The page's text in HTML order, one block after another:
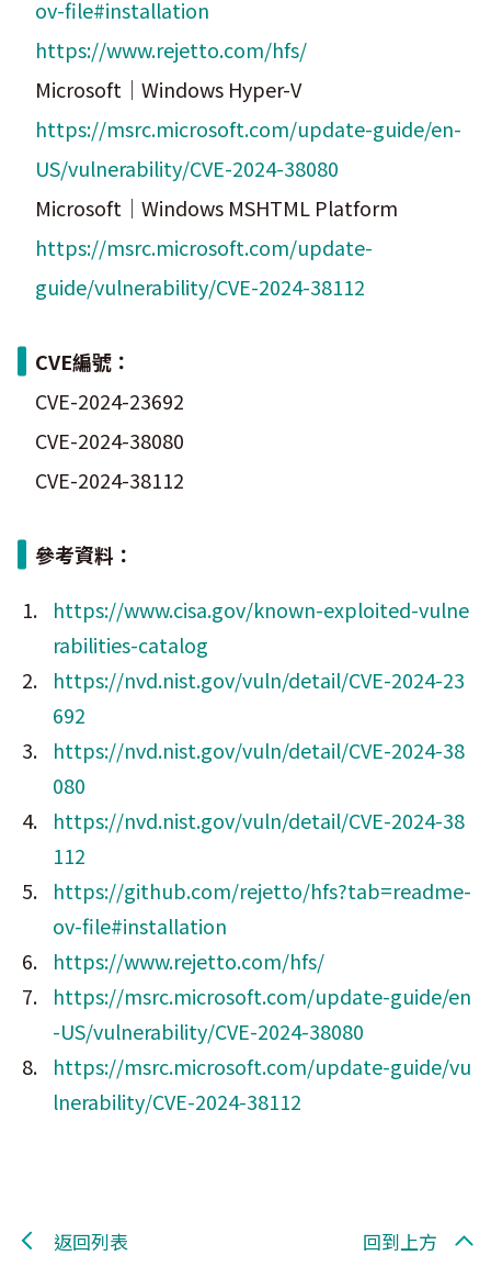
ov-file#installation
https://www.rejetto.com/hfs/
Microsoft｜Windows Hyper-V
https://msrc.microsoft.com/update-guide/en-
US/vulnerability/CVE-2024-38080
Microsoft｜Windows MSHTML Platform
https://msrc.microsoft.com/update-
guide/vulnerability/CVE-2024-38112
CVE編號：
CVE-2024-23692
CVE-2024-38080
CVE-2024-38112
參考資料：
https://www.cisa.gov/known-exploited-vulne
rabilities-catalog
https://nvd.nist.gov/vuln/detail/CVE-2024-23
692
https://nvd.nist.gov/vuln/detail/CVE-2024-38
080
https://nvd.nist.gov/vuln/detail/CVE-2024-38
112
https://github.com/rejetto/hfs?tab=readme-
ov-file#installation
https://www.rejetto.com/hfs/
https://msrc.microsoft.com/update-guide/en
-US/vulnerability/CVE-2024-38080
https://msrc.microsoft.com/update-guide/vu
lnerability/CVE-2024-38112
返回列表 回到上方